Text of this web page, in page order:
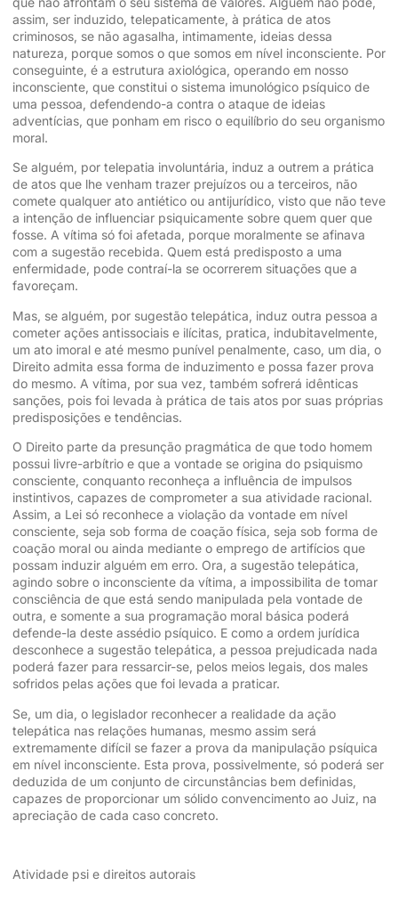
assim, ser induzido, telepaticamente, à prática de atos
criminosos, se não agasalha, intimamente, ideias dessa
natureza, porque somos o que somos em nível inconsciente. Por
conseguinte, é a estrutura axiológica, operando em nosso
inconsciente, que constitui o sistema imunológico psíquico de
uma pessoa, defendendo-a contra o ataque de ideias
adventícias, que ponham em risco o equilíbrio do seu organismo
moral.
Se alguém, por telepatia involuntária, induz a outrem a prática
de atos que lhe venham trazer prejuízos ou a terceiros, não
comete qualquer ato antiético ou antijurídico, visto que não teve
a intenção de influenciar psiquicamente sobre quem quer que
fosse. A vítima só foi afetada, porque moralmente se afinava
com a sugestão recebida. Quem está predisposto a uma
enfermidade, pode contraí-la se ocorrerem situações que a
favoreçam.
Mas, se alguém, por sugestão telepática, induz outra pessoa a
cometer ações antissociais e ilícitas, pratica, indubitavelmente,
um ato imoral e até mesmo punível penalmente, caso, um dia, o
Direito admita essa forma de induzimento e possa fazer prova
do mesmo. A vítima, por sua vez, também sofrerá idênticas
sanções, pois foi levada à prática de tais atos por suas próprias
predisposições e tendências.
O Direito parte da presunção pragmática de que todo homem
possui livre-arbítrio e que a vontade se origina do psiquismo
consciente, conquanto reconheça a influência de impulsos
instintivos, capazes de comprometer a sua atividade racional.
Assim, a Lei só reconhece a violação da vontade em nível
consciente, seja sob forma de coação física, seja sob forma de
coação moral ou ainda mediante o emprego de artifícios que
possam induzir alguém em erro. Ora, a sugestão telepática,
agindo sobre o inconsciente da vítima, a impossibilita de tomar
consciência de que está sendo manipulada pela vontade de
outra, e somente a sua programação moral básica poderá
defende-la deste assédio psíquico. E como a ordem jurídica
desconhece a sugestão telepática, a pessoa prejudicada nada
poderá fazer para ressarcir-se, pelos meios legais, dos males
sofridos pelas ações que foi levada a praticar.
Se, um dia, o legislador reconhecer a realidade da ação
telepática nas relações humanas, mesmo assim será
extremamente difícil se fazer a prova da manipulação psíquica
em nível inconsciente. Esta prova, possivelmente, só poderá ser
deduzida de um conjunto de circunstâncias bem definidas,
capazes de proporcionar um sólido convencimento ao Juiz, na
apreciação de cada caso concreto.
Atividade psi e direitos autorais